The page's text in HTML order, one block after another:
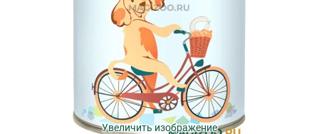
Увеличить изображение